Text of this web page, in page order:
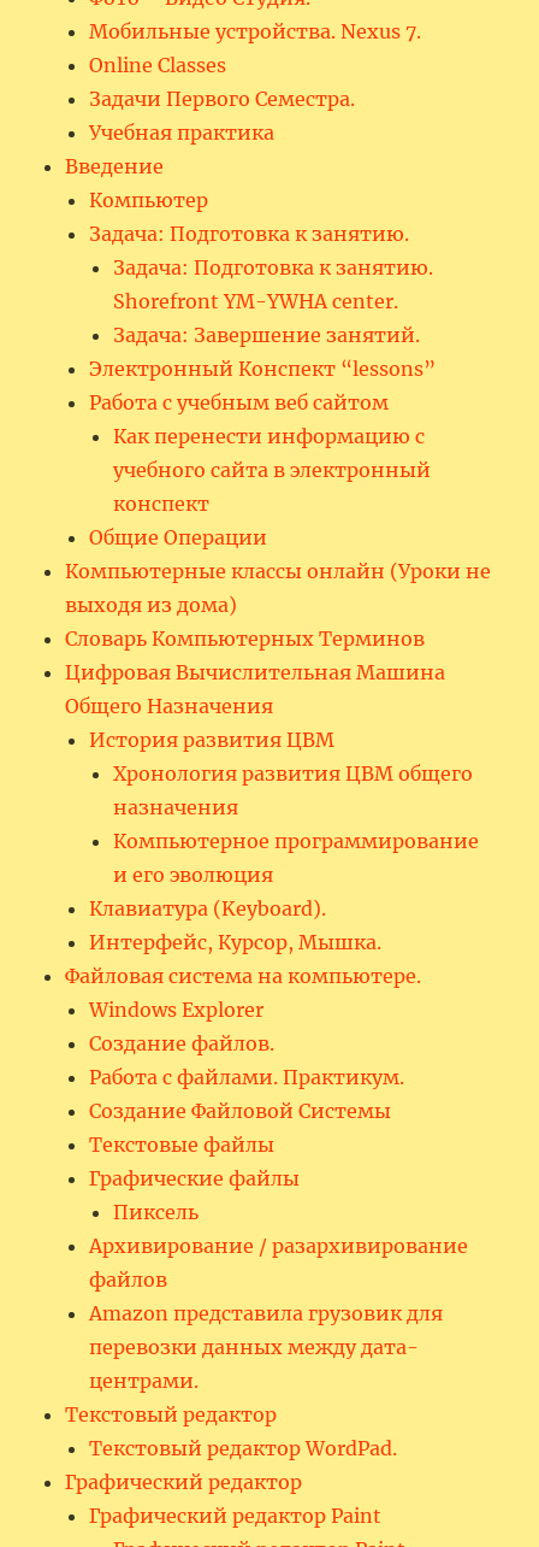
Мобильные устройства. Nexus 7.
Online Classes
Задачи Первого Семестра.
Учебная практика
Введение
Компьютер
Задача: Подготовка к занятию.
Задача: Подготовка к занятию.
Shorefront YM-YWHA center.
Задача: Завершение занятий.
Электронный Конспект “lessons”
Работа с учебным веб сайтом
Как перенести информацию с
учебного сайта в электронный
конспект
Общие Операции
Компьютерные классы онлайн (Уроки не
выходя из дома)
Словарь Компьютерных Терминов
Цифровая Вычислительная Машина
Общего Назначения
История развития ЦВМ
Хронология развития ЦВМ общего
назначения
Компьютерное программирование
и его эволюция
Клавиатура (Keyboard).
Интерфейс, Курсор, Мышка.
Файловая система на компьютере.
Windows Explorer
Создание файлов.
Работа с файлами. Практикум.
Создание Файловой Системы
Текстовые файлы
Графические файлы
Пиксель
Архивирование / разархивирование
файлов
Amazon представила грузовик для
перевозки данных между дата-
центрами.
Текстовый редактор
Текстовый редактор WordPad.
Графический редактор
Графический редактор Paint